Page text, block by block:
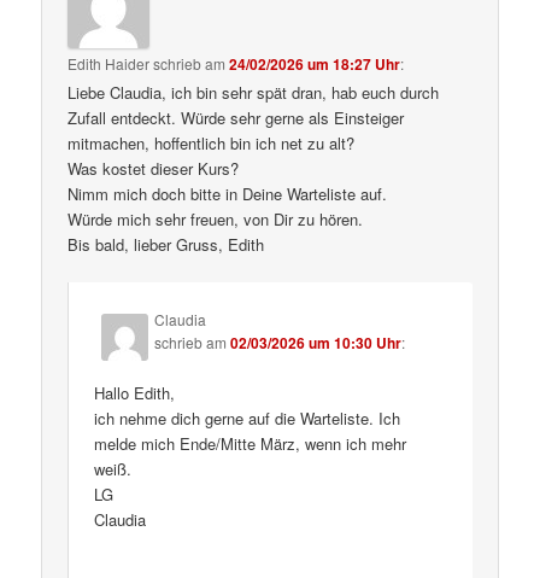
Edith Haiderschriebam24/02/2026 um 18:27 Uhr:
Liebe Claudia, ich bin sehr spät dran, hab euch durch
Zufall entdeckt. Würde sehr gerne als Einsteiger
mitmachen, hoffentlich bin ich net zu alt?
Was kostet dieser Kurs?
Nimm mich doch bitte in Deine Warteliste auf.
Würde mich sehr freuen, von Dir zu hören.
Bis bald, lieber Gruss, Edith
Claudia
schriebam02/03/2026 um 10:30 Uhr:
Hallo Edith,
ich nehme dich gerne auf die Warteliste. Ich
melde mich Ende/Mitte März, wenn ich mehr
weiß.
LG
Claudia